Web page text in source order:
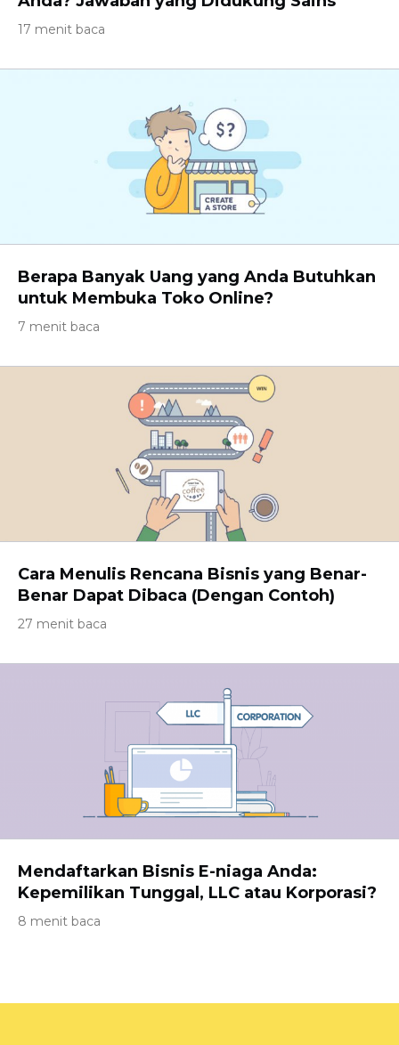
17 menit baca
Berapa Banyak Uang yang Anda Butuhkan
untuk Membuka Toko Online?
7 menit baca
Cara Menulis Rencana Bisnis yang Benar-
Benar Dapat Dibaca (Dengan Contoh)
27 menit baca
Mendaftarkan Bisnis E-niaga Anda:
Kepemilikan Tunggal, LLC atau Korporasi?
8 menit baca